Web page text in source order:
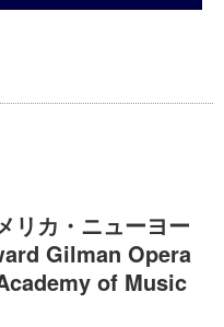
リカ・ニューヨー
Gilman Opera
of Music